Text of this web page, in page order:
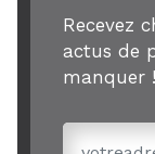
Recevez
actus de
manquer !